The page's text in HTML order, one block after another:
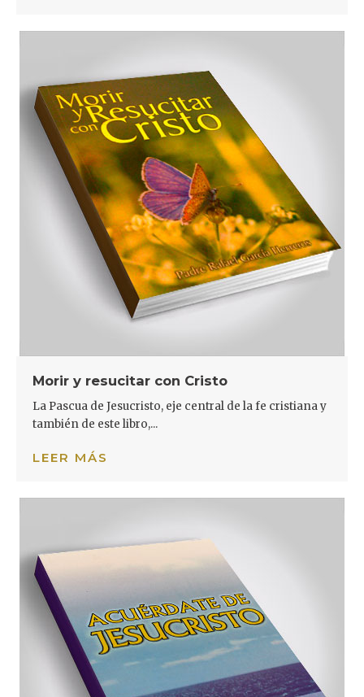
Morir y resucitar con Cristo
La Pascua de Jesucristo, eje central de la fe cristiana y
también de este libro,...
LEER MÁS